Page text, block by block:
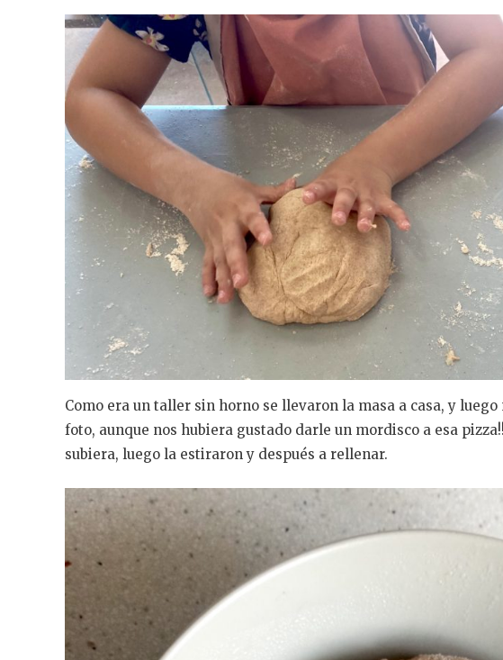
Como era un taller sin horno se llevaron la masa a casa, y
foto, aunque nos hubiera gustado darle un mordisco a esa
subiera, luego la estiraron y después a rellenar.